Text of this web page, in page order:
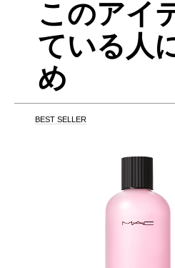
このアイ
ている人
め
BEST SELLER